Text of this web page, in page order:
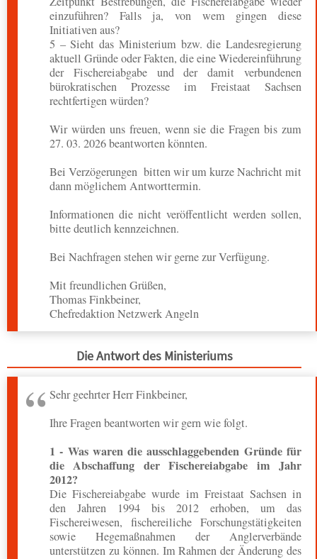
einzuführen? Falls ja, von wem gingen diese
Initiativen aus?
5 – Sieht das Ministerium bzw. die Landesregierung
aktuell Gründe oder Fakten, die eine Wiedereinführung
der Fischereiabgabe und der damit verbundenen
bürokratischen Prozesse im Freistaat Sachsen
rechtfertigen würden?
Wir würden uns freuen, wenn sie die Fragen bis zum
27. 03. 2026 beantworten könnten.
Bei Verzögerungen bitten wir um kurze Nachricht mit
dann möglichem Antworttermin.
Informationen die nicht veröffentlicht werden sollen,
bitte deutlich kennzeichnen.
Bei Nachfragen stehen wir gerne zur Verfügung.
Mit freundlichen Grüßen,
Thomas Finkbeiner,
Chefredaktion Netzwerk Angeln
Die Antwort des Ministeriums
Sehr geehrter Herr Finkbeiner,
Ihre Fragen beantworten wir gern wie folgt.
1 - Was waren die ausschlaggebenden Gründe für
die Abschaffung der Fischereiabgabe im Jahr
2012?
Die Fischereiabgabe wurde im Freistaat Sachsen in
den Jahren 1994 bis 2012 erhoben, um das
Fischereiwesen, fischereiliche Forschungstätigkeiten
sowie Hegemaßnahmen der Anglerverbände
unterstützen zu können. Im Rahmen der Änderung des